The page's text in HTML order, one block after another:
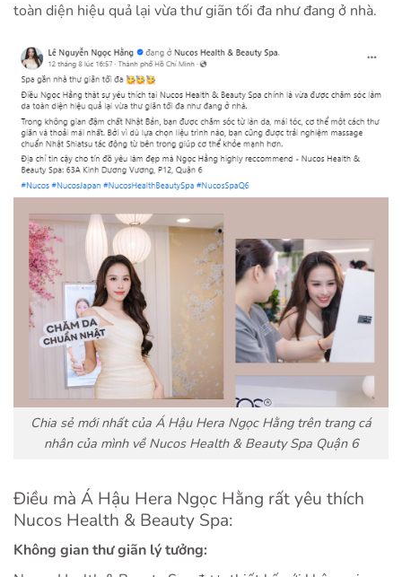
toàn diện hiệu quả lại vừa thư giãn tối đa như đang ở nhà.
Chia sẻ mới nhất của Á Hậu Hera Ngọc Hằng trên trang cá
nhân của mình về Nucos Health & Beauty Spa Quận 6
Điều mà Á Hậu Hera Ngọc Hằng rất yêu thích
Nucos Health & Beauty Spa:
Không gian thư giãn lý tưởng: